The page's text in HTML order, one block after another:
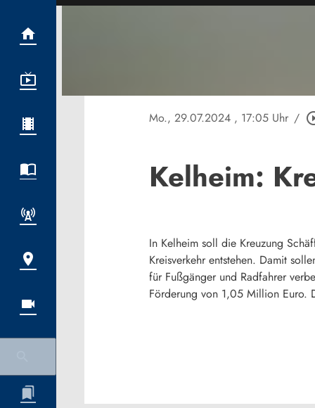
Mo., 29.07.2024 , 17:05 Uhr /
Kelheim:
In Kelheim soll die Kreuzung
Kreisverkehr entstehen. Damit
für Fußgänger und Radfahrer
Förderung von 1,05 Million Euro.